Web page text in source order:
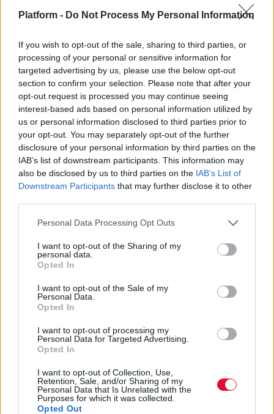
Platform - Do Not Process My Personal Information
If you wish to opt-out of the sale, sharing to third parties, or
processing of your personal or sensitive information for
targeted advertising by us, please use the below opt-out
section to confirm your selection. Please note that after your
opt-out request is processed you may continue seeing
interest-based ads based on personal information utilized by
us or personal information disclosed to third parties prior to
your opt-out. You may separately opt-out of the further
disclosure of your personal information by third parties on the
IAB’s list of downstream participants. This information may
also be disclosed by us to third parties on the IAB’s List of
Downstream Participants that may further disclose it to other
Personal Data Processing Opt Outs
I want to opt-out of the Sharing of my
personal data.
Opted In
I want to opt-out of the Sale of my
Personal Data.
Opted In
I want to opt-out of processing my
Personal Data for Targeted Advertising.
Opted In
I want to opt-out of Collection, Use,
Retention, Sale, and/or Sharing of my
Personal Data that Is Unrelated with the
Purposes for which it was collected.
Opted Out
Πανελλήνιες 2023:
Ανακοινώθηκαν οι βαθμολογίες –
Πώς θα μάθετε τα αποτελέσματα
Ανακοινώθηκαν οι βαθμοί για τις
Πανελλήνιες 2023- Πώς θα δείτε τα
αποτελέσματα
29.06.2023